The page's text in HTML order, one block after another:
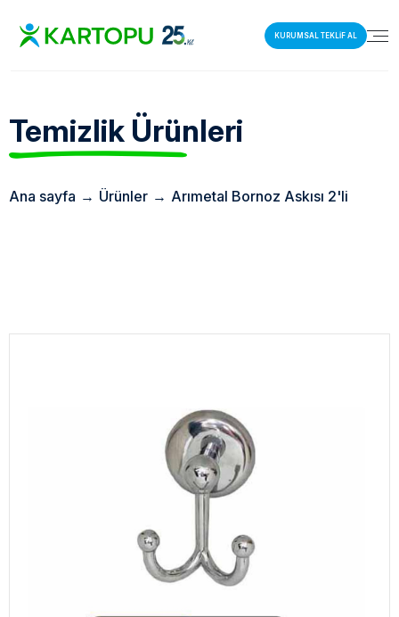
KURUMSAL TEKLİF AL
Temizlik Ürünleri
Ana sayfa → Ürünler → Arımetal Bornoz Askısı 2'li